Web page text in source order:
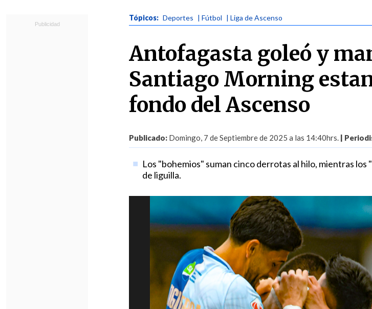
Tópicos: Deportes | Fútbol | Liga de Ascenso
Antofagasta goleó y
Santiago Morning
fondo del Ascenso
Publicado: Domingo, 7 de Septiembre de 2025 a las 14:40hrs. |
Los "bohemios" suman cinco derrotas al hilo, mientras los
de liguilla.